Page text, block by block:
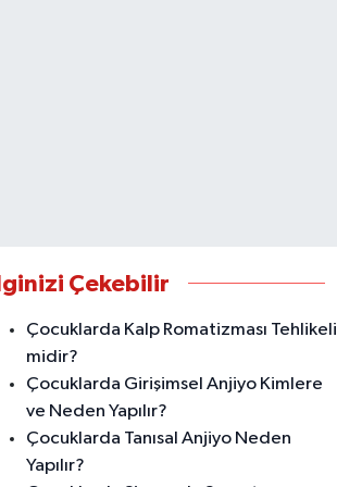
Çekebilir
Çocuklarda Kalp Romatizması Tehlikeli
midir?
Çocuklarda Girişimsel Anjiyo Kimlere
ve Neden Yapılır?
Çocuklarda Tanısal Anjiyo Neden
Yapılır?